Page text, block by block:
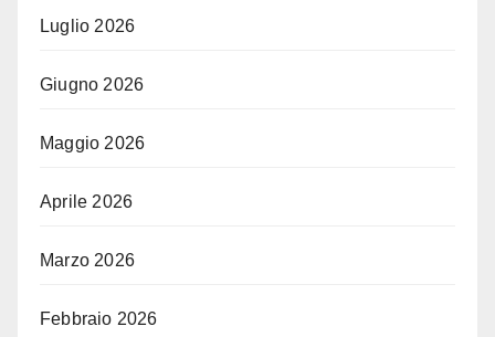
Luglio 2026
Giugno 2026
Maggio 2026
Aprile 2026
Marzo 2026
Febbraio 2026